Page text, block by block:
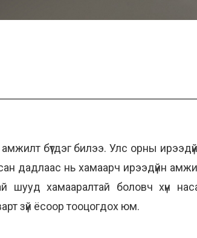
бүтдэг билээ. Улс орны
дадлаас нь хамаарч ирээдүйн
шууд хамааралтай боловч хүн
зүй ёсоор тооцогдох юм.